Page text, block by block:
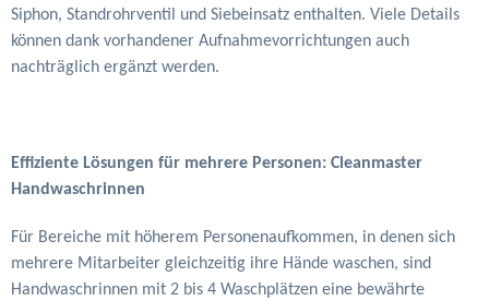
Siphon, Standrohrventil und Siebeinsatz enthalten. Viele Details
können dank vorhandener Aufnahmevorrichtungen auch
nachträglich ergänzt werden.
Effiziente Lösungen für mehrere Personen: Cleanmaster
Handwaschrinnen
Für Bereiche mit höherem Personenaufkommen, in denen sich
mehrere Mitarbeiter gleichzeitig ihre Hände waschen, sind
Handwaschrinnen mit 2 bis 4 Waschplätzen eine bewährte